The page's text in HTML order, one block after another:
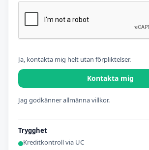
Ja, kontakta mig helt utan förpliktelser.
Kontakta mig
Jag godkänner allmänna villkor.
Trygghet
Kreditkontroll via UC